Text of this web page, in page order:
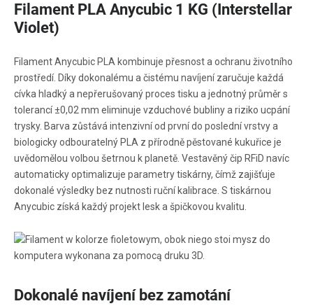
Filament PLA Anycubic 1 KG (Interstellar
Violet)
Filament Anycubic PLA kombinuje přesnost a ochranu životního
prostředí. Díky dokonalému a čistému navíjení zaručuje každá
cívka hladký a nepřerušovaný proces tisku a jednotný průměr s
tolerancí ±0,02 mm eliminuje vzduchové bubliny a riziko ucpání
trysky. Barva zůstává intenzivní od první do poslední vrstvy a
biologicky odbouratelný PLA z přírodně pěstované kukuřice je
uvědomělou volbou šetrnou k planetě. Vestavěný čip RFiD navíc
automaticky optimalizuje parametry tiskárny, čímž zajišťuje
dokonalé výsledky bez nutnosti ruční kalibrace. S tiskárnou
Anycubic získá každý projekt lesk a špičkovou kvalitu.
Dokonalé navíjení bez zamotání